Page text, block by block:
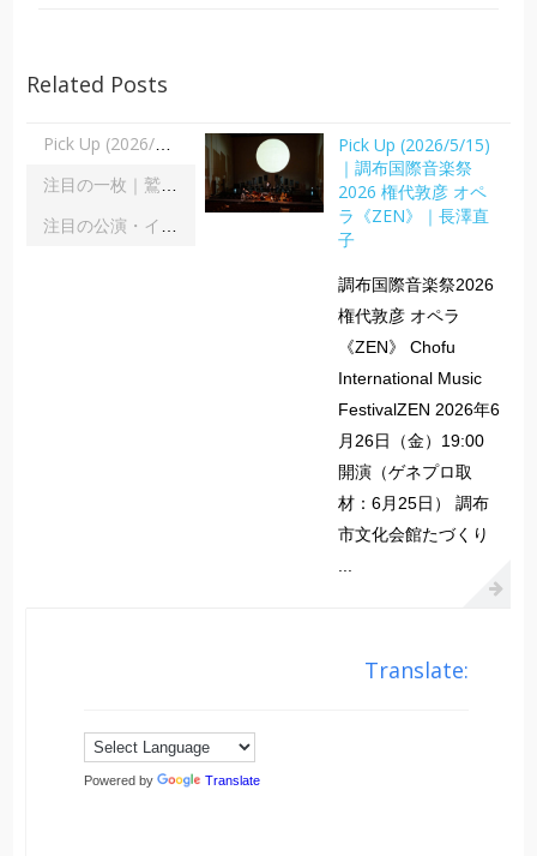
Related Posts
Pick Up (2026/5/15)｜調布国際音楽祭2026 権代敦彦 オペラ《ZEN》｜長澤直子
注目の一枚｜鷲宮美幸「舞踊の彼方へ」｜齋藤俊夫
注目の公演・イベント｜２０２６年８月
Pick Up (2026/5/15)
｜調布国際音楽祭
2026 権代敦彦 オペ
ラ《ZEN》｜長澤直
子
調布国際音楽祭2026
権代敦彦 オペラ
《ZEN》 Chofu
International Music
FestivalZEN 2026年6
月26日（金）19:00
開演（ゲネプロ取
材：6月25日） 調布
市文化会館たづくり
Translate:
Powered by Translate